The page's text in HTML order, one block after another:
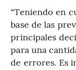
“Teniendo en
base de las
principales
para una
de errores. Es